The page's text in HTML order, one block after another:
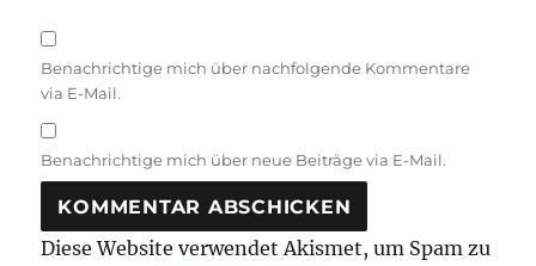
Benachrichtige mich über nachfolgende Kommentare
via E-Mail.
Benachrichtige mich über neue Beiträge via E-Mail.
Diese Website verwendet Akismet, um Spam zu